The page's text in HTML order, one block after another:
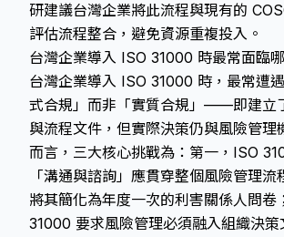
研建議台灣企業將此流程與現有的
評估流程整合，避免資源重複投入。
台灣企業導入 ISO 31000 時最常面臨
台灣企業導入 ISO 31000 時，最常遭
式合規」而非「實質合規」——即建立
與流程文件，但實際決策仍與風險管理
而言，三大核心挑戰為：第一，ISO
「溝通與諮詢」應貫穿整個風險管理流
將其簡化為年度一次的利害關係人問卷
31000 要求風險管理必須融入組織決策